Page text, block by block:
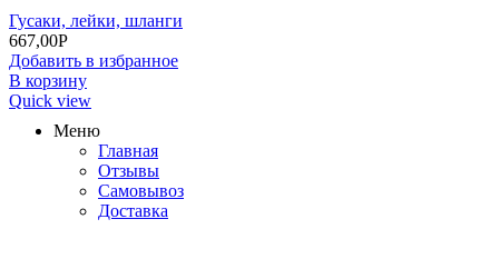
Гусаки, лейки, шланги
667,00Р
Добавить в избранное
В корзину
Quick view
Меню
Главная
Отзывы
Самовывоз
Доставка